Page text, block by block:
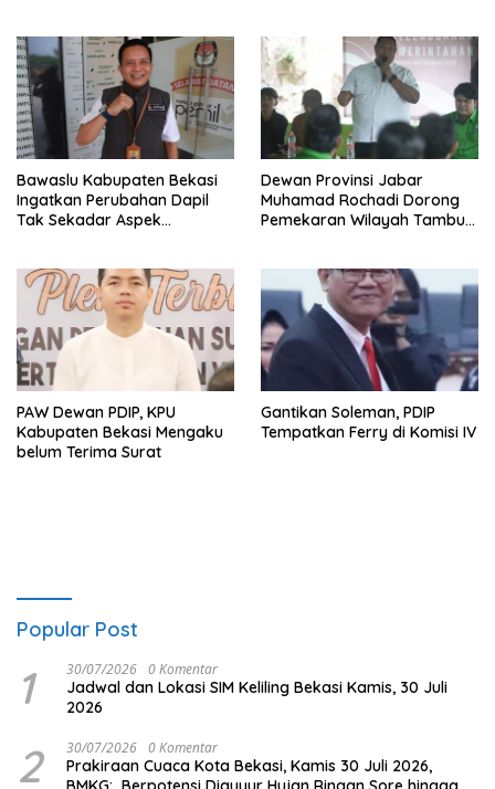
Bawaslu Kabupaten Bekasi
Ingatkan Perubahan Dapil
Tak Sekadar Aspek
Dewan Provinsi Jabar
Muhamad Rochadi Dorong
Pemekaran Wilayah Tambun
PAW Dewan PDIP, KPU
Kabupaten Bekasi Mengaku
belum Terima Surat
Gantikan Soleman, PDIP
Tempatkan Ferry di Komisi IV
Popular Post
1 30/07/2026 0 Komentar
Jadwal dan Lokasi SIM Keliling Bekasi Kamis, 30 Juli
2026
2 30/07/2026 0 Komentar
Prakiraan Cuaca Kota Bekasi, Kamis 30 Juli 2026,